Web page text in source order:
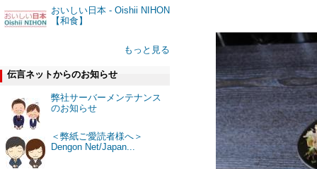
おいしい日本 - Oishii NIHON
【和食】
もっと見る
伝言ネットからのお知らせ
弊社サーバーメンテナンス
のお知らせ
＜弊紙ご愛読者様へ＞
Dengon Net/Japan...